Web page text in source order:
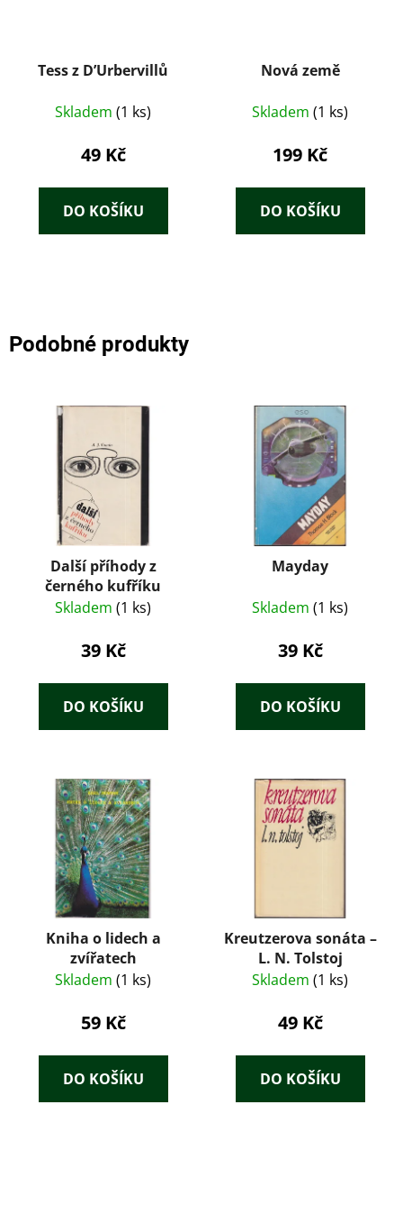
Tess z D’Urbervillů
Skladem (1 ks)
49 Kč
DO KOŠÍKU
Nová země
Skladem (1 ks)
199 Kč
DO KOŠÍKU
Podobné produkty
Další příhody z
černého kufříku
Skladem (1 ks)
39 Kč
DO KOŠÍKU
Mayday
Skladem (1 ks)
39 Kč
DO KOŠÍKU
Kniha o lidech a
zvířatech
Skladem (1 ks)
59 Kč
DO KOŠÍKU
Kreutzerova sonáta –
L. N. Tolstoj
Skladem (1 ks)
49 Kč
DO KOŠÍKU